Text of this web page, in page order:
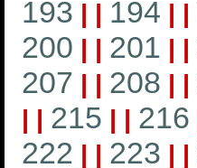
193 | | 194 | |
200 | | 201 | |
207 | | 208 | |
| | 215 | | 216
222 | | 223 | |